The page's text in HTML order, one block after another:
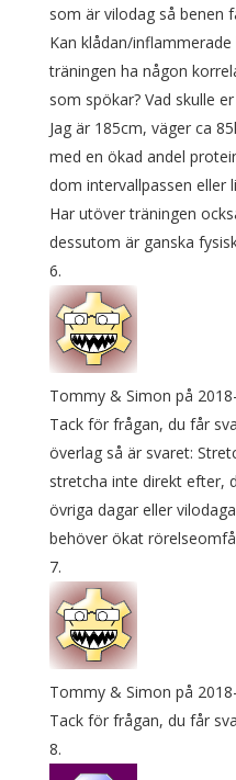
som är vilodag så benen
Kan klådan/
träningen ha någon
som spökar? Vad skulle
Jag är 185cm, väger ca
med en ökad andel
dom intervallpassen eller
Har utöver träningen
dessutom är ganska
Tommy & Simon på
Tack för frågan, du får
överlag så är svaret:
stretcha inte direkt efter,
övriga dagar eller
behöver ökat
Tommy & Simon på
Tack för frågan, du får